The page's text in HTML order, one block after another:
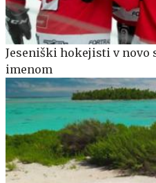
Jeseniški hokejisti v novo
imenom